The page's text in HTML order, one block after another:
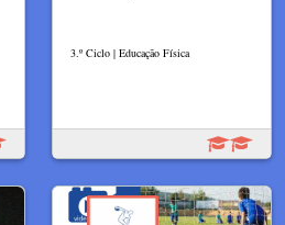
3.º Ciclo | Educação Física